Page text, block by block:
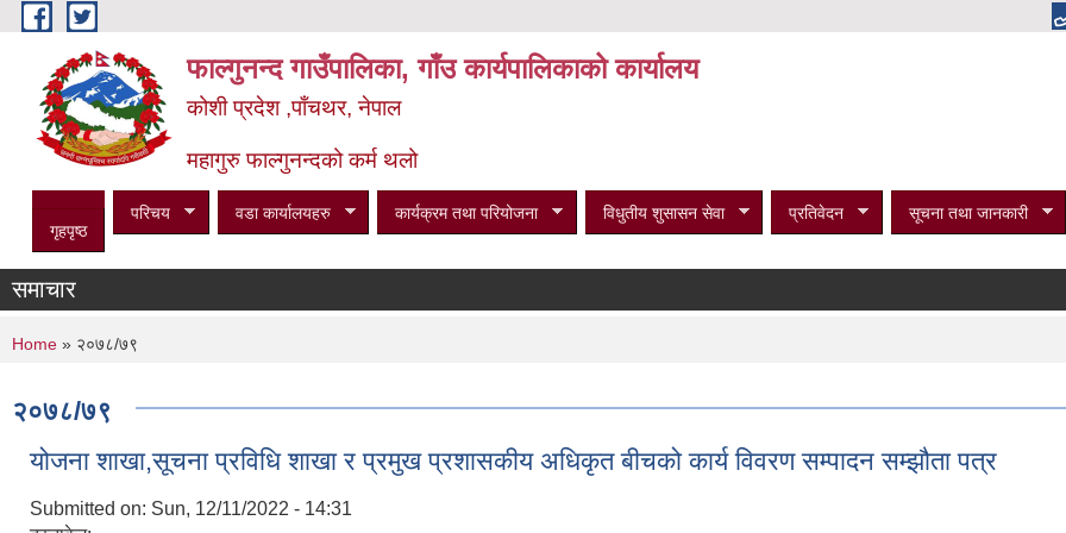
Skip to main content
फाल्गुनन्द गाउँपालिका, गाँउ कार्यपालिकाको कार्यालय
कोशी प्रदेश ,पाँचथर, नेपाल
महागुरु फाल्गुनन्दको कर्म थलो
गृहपृष्ठ
परिचय वडा कार्यालयहरु कार्यक्रम तथा परियोजना विधुतीय शुसासन सेवा प्रतिवेदन सूचना तथा जानकारी
समाचार
You are here
Home » २०७८/७९
२०७८/७९
योजना शाखा,सूचना प्रविधि शाखा र प्रमुख प्रशासकीय अधिकृत बीचको कार्य विवरण सम्पादन सम्झौता पत्र
Submitted on: Sun, 12/11/2022 - 14:31